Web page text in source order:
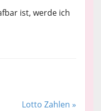
ist, werde ich
Lotto Zahlen »